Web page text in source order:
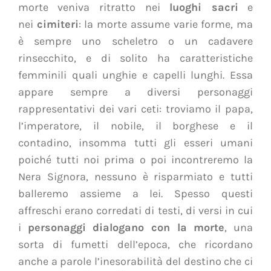
morte veniva ritratto nei luoghi sacri e
nei cimiteri: la morte assume varie forme, ma
è sempre uno scheletro o un cadavere
rinsecchito, e di solito ha caratteristiche
femminili quali unghie e capelli lunghi. Essa
appare sempre a diversi personaggi
rappresentativi dei vari ceti: troviamo il papa,
l’imperatore, il nobile, il borghese e il
contadino, insomma tutti gli esseri umani
poiché tutti noi prima o poi incontreremo la
Nera Signora, nessuno è risparmiato e tutti
balleremo assieme a lei. Spesso questi
affreschi erano corredati di testi, di versi in cui
i personaggi dialogano con la morte, una
sorta di fumetti dell’epoca, che ricordano
anche a parole l’inesorabilità del destino che ci